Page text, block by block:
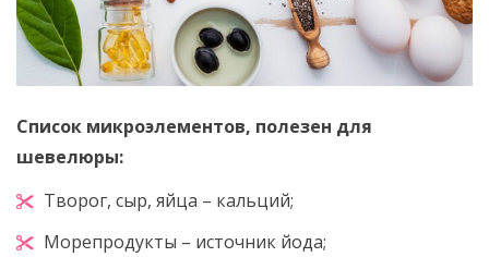
Список микроэлементов, полезен для
шевелюры:
Творог, сыр, яйца – кальций;
Морепродукты – источник йода;